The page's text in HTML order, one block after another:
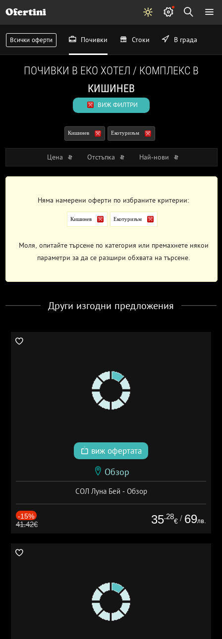
Ofertini
Всички оферти Почивки Стоки В града
ПОЧИВКИ В ЕКО ХОТЕЛ / КОМПЛЕКС В
КИШИНЕВ
ВИЖ ФИЛТРИ
Кишинев Екотуризъм
Цена Отстъпка Най-нови
Няма намерени оферти по избраните критерии:
Кишинев Екотуризъм
Моля, опитайте търсене по категория или премахнете някои
параметри за да се разшири обхвата на търсене.
Други изгодни предложения
виж офертата
Обзор
СОЛ Луна Бей - Обзор
-15%
41.42€ 35.28
€ / 69лв.